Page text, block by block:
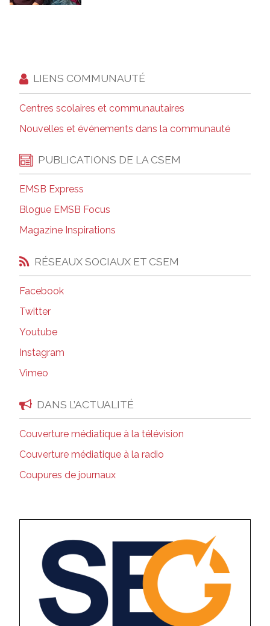
LIENS COMMUNAUTÉ
Centres scolaires et communautaires
Nouvelles et événements dans la communauté
PUBLICATIONS DE LA CSEM
EMSB Express
Blogue EMSB Focus
Magazine Inspirations
RÉSEAUX SOCIAUX ET CSEM
Facebook
Twitter
Youtube
Instagram
Vimeo
DANS L’ACTUALITÉ
Couverture médiatique à la télévision
Couverture médiatique à la radio
Coupures de journaux